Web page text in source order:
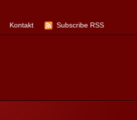
Kontakt Subscribe RSS